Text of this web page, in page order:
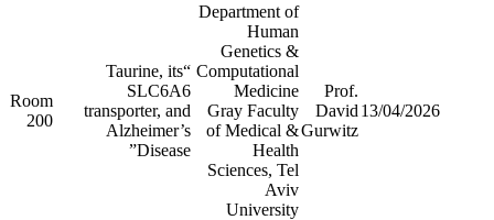
13/04/2026
Prof.
David
Gurwitz
Department of
Human
Genetics &
Computational
Medicine
Gray Faculty
of Medical &
Health
Sciences, Tel
Aviv
University
“Taurine, its
SLC6A6
transporter, and
Alzheimer’s
Disease”
Room
200